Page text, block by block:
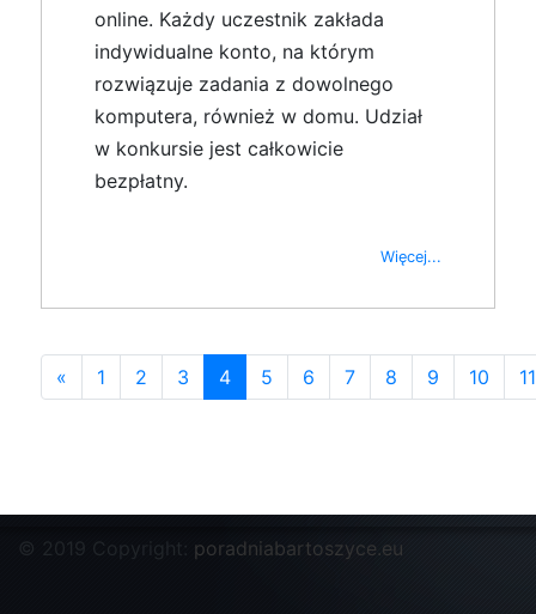
online. Każdy uczestnik zakłada
indywidualne konto, na którym
rozwiązuje zadania z dowolnego
komputera, również w domu. Udział
w konkursie jest całkowicie
bezpłatny.
Więcej...
« 1 2 3 4 5 6 7 8 9 10 11
© 2019 Copyright: poradniabartoszyce.eu